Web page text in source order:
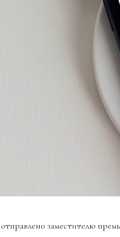
заместителю